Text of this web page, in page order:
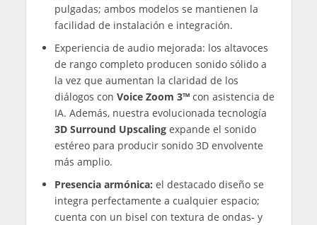
pulgadas; ambos modelos se mantienen la
facilidad de instalación e integración.
Experiencia de audio mejorada: los altavoces
de rango completo producen sonido sólido a
la vez que aumentan la claridad de los
diálogos con Voice Zoom 3™ con asistencia de
IA. Además, nuestra evolucionada tecnología
3D Surround Upscalingexpande el sonido
estéreo para producir sonido 3D envolvente
más amplio.
Presencia armónica: el destacado diseño se
integra perfectamente a cualquier espacio;
cuenta con un bisel con textura de ondas‑ y